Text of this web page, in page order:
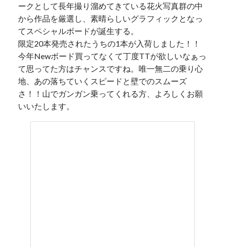
ークとして長年撮り溜めてきている花火写真群の中
から作品を厳選し、素晴らしいグラフィックとなっ
てスペシャルボードが誕生する。
限定20本発売されたうちの1本が入荷しました！！
今年Newボード買ってなくて丁度TTが欲しいなぁっ
て思ってた方はチャンスですね。唯一無二の乗り心
地、あの落ちていくスピードと壁でのスムーズ
さ！！山でガンガン乗ってくれる方、よろしくお願
いいたします。